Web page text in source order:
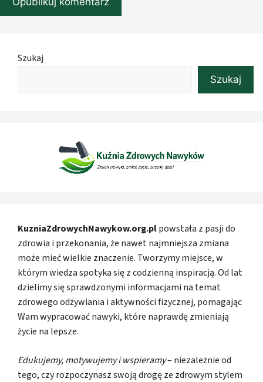
Szukaj
Szukaj
KuzniaZdrowychNawykow.org.plpowstała z pasji do
zdrowia i przekonania, że nawet najmniejsza zmiana
może mieć wielkie znaczenie. Tworzymy miejsce, w
którym wiedza spotyka się z codzienną inspiracją. Od lat
dzielimy się sprawdzonymi informacjami na temat
zdrowego odżywiania i aktywności fizycznej, pomagając
Wam wypracować nawyki, które naprawdę zmieniają
życie na lepsze.
Edukujemy, motywujemy i wspieramy– niezależnie od
tego, czy rozpoczynasz swoją drogę ze zdrowym stylem